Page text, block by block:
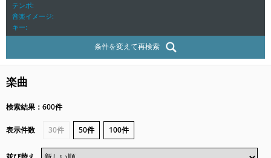
テンポ
音楽イメージ
キー
条件を変えて再検索
楽曲
検索結果：600件
表示件数 30件 50件 100件